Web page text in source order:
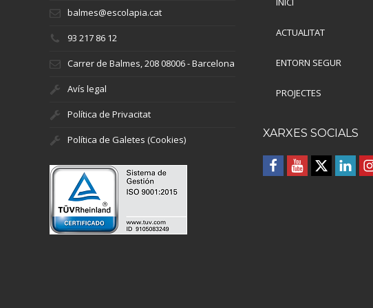
balmes@escolapia.cat
93 217 86 12
Carrer de Balmes, 208 08006 - Barcelona
Avís legal
Política de Privacitat
Política de Galetes (Cookies)
ACTUALITAT
ENTORN SEGUR
PROJECTES
XARXES SOCIALS